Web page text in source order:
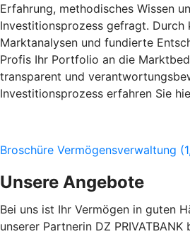
Erfahrung, methodisches Wissen
Investitionsprozess gefragt. Durch
Marktanalysen und fundierte
Profis Ihr Portfolio an die
transparent und
Investitionsprozess erfahren Sie
Broschüre Vermögensverwaltung
Unsere Angebote
Bei uns ist Ihr Vermögen in guten
unserer Partnerin DZ